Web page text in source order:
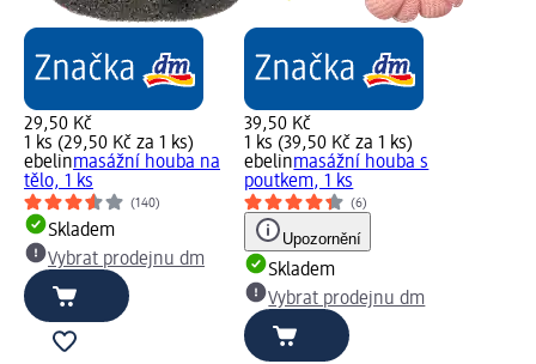
29,50 Kč
1 ks (29,50 Kč za 1 ks)
ebelinmasážní houba na
tělo, 1 ks
(140)
Skladem
Vybrat prodejnu dm
39,50 Kč
1 ks (39,50 Kč za 1 ks)
ebelinmasážní houba s
poutkem, 1 ks
(6)
Upozornění
Skladem
Vybrat prodejnu dm